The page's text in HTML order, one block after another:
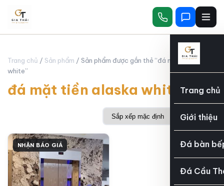
Trang chủ
Giới thiệu
Đá bàn
Đá Cầu
Trang chủ / Sản phẩm / Sản phẩm được gắn thẻ “đá mặt tiền alaska
white”
đá mặt tiền alaska white
NHẬN BÁO GIÁ